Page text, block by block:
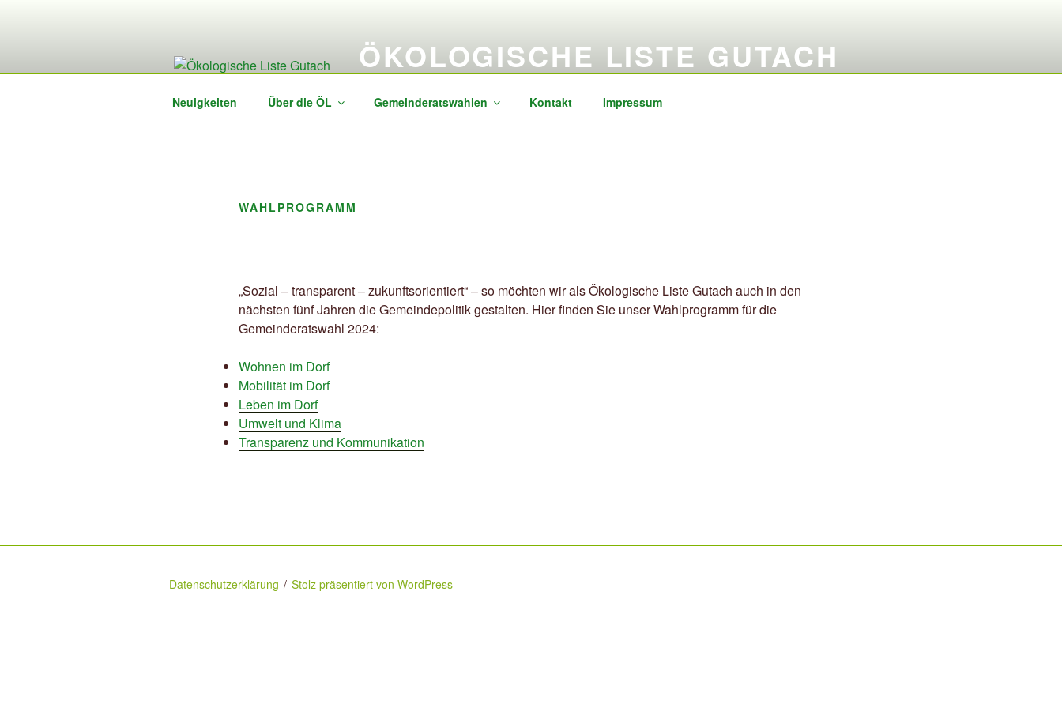
ÖKOLOGISCHE LISTE GUTACH
Neuigkeiten Über die ÖL Gemeinderatswahlen Kontakt Impressum
WAHLPROGRAMM
„Sozial – transparent – zukunftsorientiert“ – so möchten wir als Ökologische Liste Gutach auch in den
nächsten fünf Jahren die Gemeindepolitik gestalten. Hier finden Sie unser Wahlprogramm für die
Gemeinderatswahl 2024:
Wohnen im Dorf
Mobilität im Dorf
Leben im Dorf
Umwelt und Klima
Transparenz und Kommunikation
Datenschutzerklärung Stolz präsentiert von WordPress